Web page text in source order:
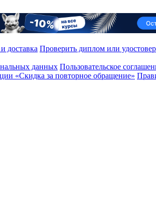
доставка Проверить диплом или
данных Пользовательское
«Скидка за повторное обращение»